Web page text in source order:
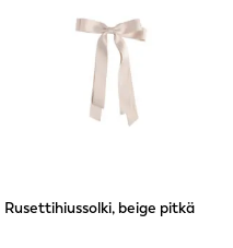
Rusettihiussolki, beige pitkä